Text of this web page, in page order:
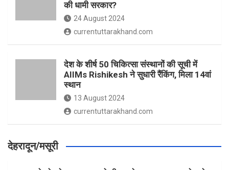
की धामी सरकार?
24 August 2024
currentuttarakhand.com
देश के शीर्ष 50 चिकित्सा संस्थानों की सूची में
AIIMs Rishikesh ने सुधारी रैंकिंग, मिला 14वां
स्थान
13 August 2024
currentuttarakhand.com
देहरादून/मसूरी